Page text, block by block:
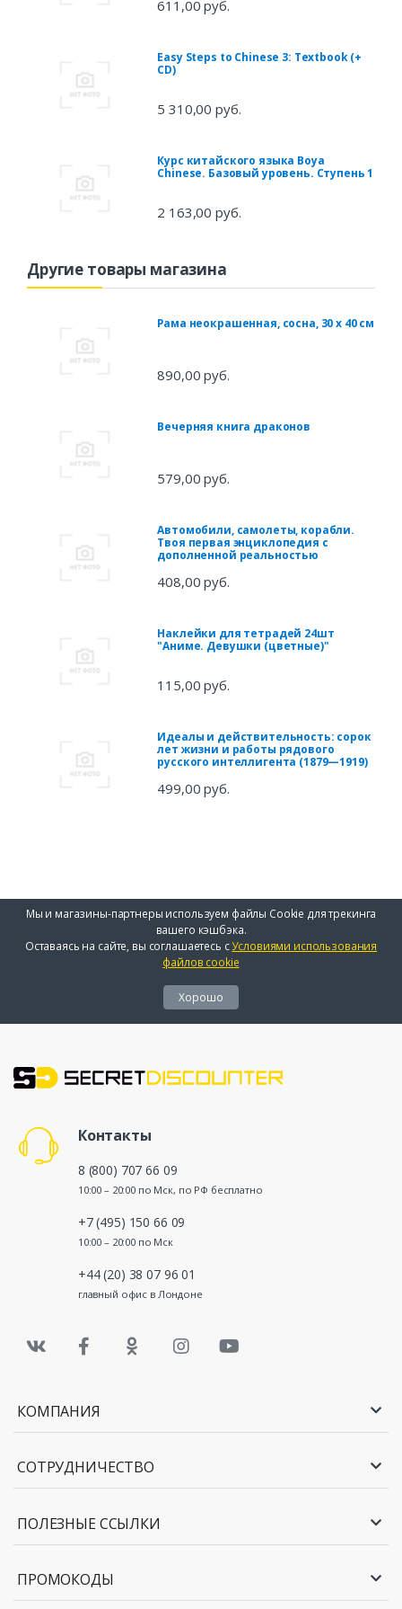
611,00 руб.
Easy Steps to Chinese 3: Textbook (+
CD)
5 310,00 руб.
Курс китайского языка Boya
Chinese. Базовый уровень. Ступень 1
2 163,00 руб.
Другие товары магазина
Рама неокрашенная, сосна, 30 х 40 см
890,00 руб.
Вечерняя книга драконов
579,00 руб.
Автомобили, самолеты, корабли.
Твоя первая энциклопедия с
дополненной реальностью
408,00 руб.
Наклейки для тетрадей 24шт
"Аниме. Девушки (цветные)"
115,00 руб.
Идеалы и действительность: сорок
лет жизни и работы рядового
русского интеллигента (1879—1919)
499,00 руб.
Мы и магазины-партнеры используем файлы Cookie для трекинга
вашего кэшбэка.
Оставаясь на сайте, вы соглашаетесь сУсловиями использования
файлов cookie
Хорошо
Контакты
8 (800) 707 66 09
10:00 – 20:00 по Мск, по РФ бесплатно
+7 (495) 150 66 09
10:00 – 20:00 по Мск
+44 (20) 38 07 96 01
главный офис в Лондоне
КОМПАНИЯ
СОТРУДНИЧЕСТВО
ПОЛЕЗНЫЕ ССЫЛКИ
ПРОМОКОДЫ